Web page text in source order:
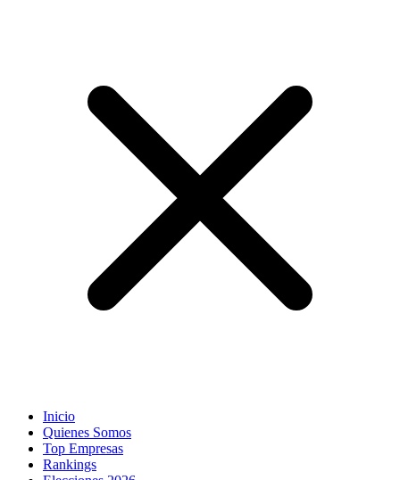
Inicio
Quienes Somos
Top Empresas
Rankings